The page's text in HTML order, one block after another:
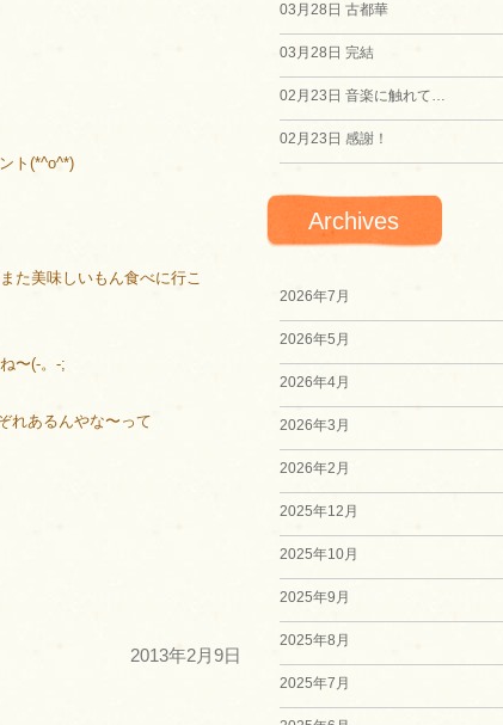
ト(*^o^*)
た美味しいもん食べに行こ
〜(-。-;
れあるんやな〜って
2013年2月9日
03月28日 古都華
03月28日 完結
02月23日 音楽に触れて…
02月23日 感謝！
Archives
2026年7月
2026年5月
2026年4月
2026年3月
2026年2月
2025年12月
2025年10月
2025年9月
2025年8月
2025年7月